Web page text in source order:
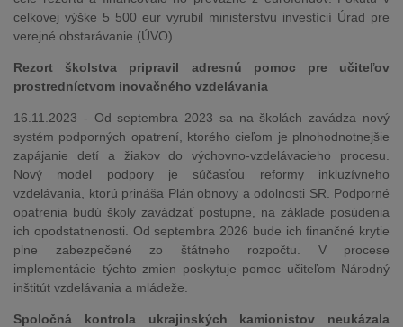
celkovej výške 5 500 eur vyrubil ministerstvu investícií Úrad pre
verejné obstarávanie (ÚVO).
Rezort školstva pripravil adresnú pomoc pre učiteľov
prostredníctvom inovačného vzdelávania
16.11.2023 - Od septembra 2023 sa na školách zavádza nový
systém podporných opatrení, ktorého cieľom je plnohodnotnejšie
zapájanie detí a žiakov do výchovno-vzdelávacieho procesu.
Nový model podpory je súčasťou reformy inkluzívneho
vzdelávania, ktorú prináša Plán obnovy a odolnosti SR. Podporné
opatrenia budú školy zavádzať postupne, na základe posúdenia
ich opodstatnenosti. Od septembra 2026 bude ich finančné krytie
plne zabezpečené zo štátneho rozpočtu. V procese
implementácie týchto zmien poskytuje pomoc učiteľom Národný
inštitút vzdelávania a mládeže.
Spoločná kontrola ukrajinských kamionistov neukázala